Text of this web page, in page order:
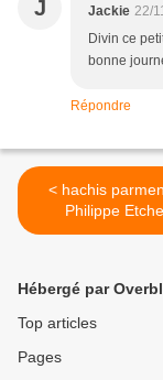
J Jackie 22/
Divin ce
bonne
Répondre
< hachis parmentier de
Philippe
Hébergé par
Top articles
Pages